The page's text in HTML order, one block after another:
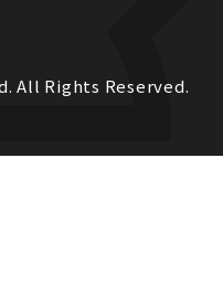
All Rights Reserved.